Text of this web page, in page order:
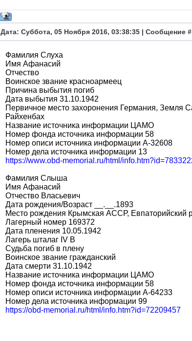
Дата: Суббота, 05 Ноября 2016, 03:38:35 | Сообщение #
Фамилия Слуха
Имя Афанасий
Отчество
Воинское звание красноармеец
Причина выбытия погиб
Дата выбытия 31.10.1942
Первичное место захоронения Германия, Земля
Райхенбах
Название источника информации ЦАМО
Номер фонда источника информации 58
Номер описи источника информации A-32608
Номер дела источника информации 13
https://www.obd-memorial.ru/html/
Фамилия Слыша
Имя Афанасий
Отчество Власьевич
Дата рождения/Возраст __.__.1893
Место рождения Крымская АССР, Евпаторийский
Лагерный номер 169372
Дата пленения 10.05.1942
Лагерь шталаг IV B
Судьба погиб в плену
Воинское звание гражданский
Дата смерти 31.10.1942
Название источника информации ЦАМО
Номер фонда источника информации 58
Номер описи источника информации A-64233
Номер дела источника информации 99
https://obd-memorial.ru/html/info.htm?id=72209457